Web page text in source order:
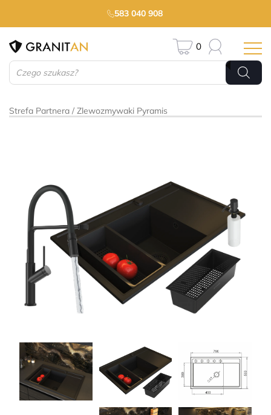
583 040 908
Wyszukiwarka
produktów
0
Strefa Partnera Zlewozmywaki Pyramis